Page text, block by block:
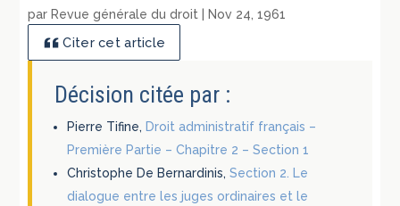
par Revue générale du droit Nov 24, 1961
Citer cet article
Décision citée par :
Pierre Tifine, Droit administratif français –
Première Partie – Chapitre 2 – Section 1
Christophe De Bernardinis,Section 2. Le
dialogue entre les juges ordinaires et le